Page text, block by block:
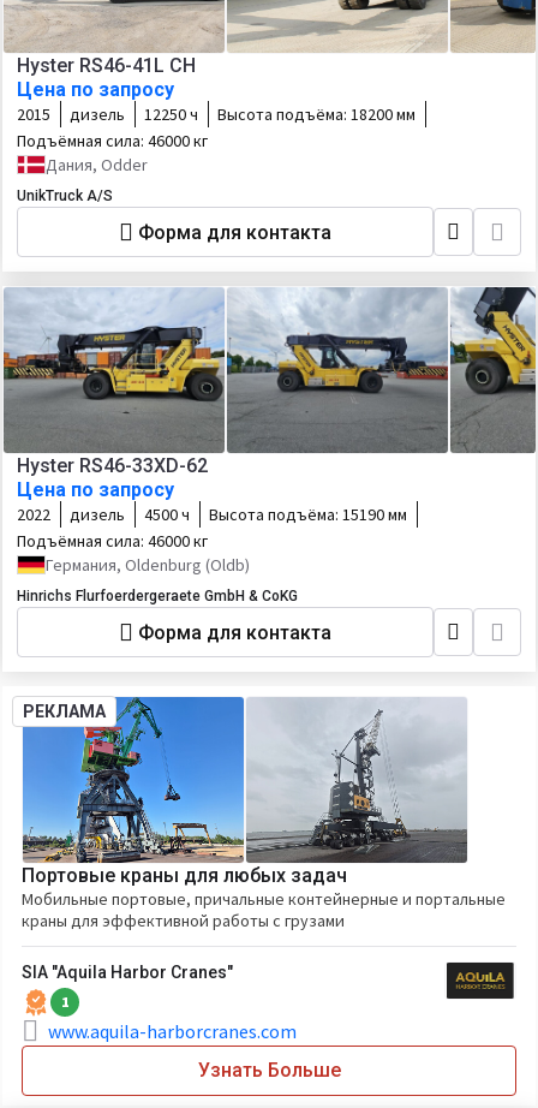
Hyster RS46-41L CH
Цена по запросу
2015 дизель 12250 ч Высота подъёма: 18200 мм
Подъёмная сила: 46000 кг
Дания, Odder
UnikTruck A/S
Форма для контакта
Hyster RS46-33XD-62
Цена по запросу
2022 дизель 4500 ч Высота подъёма: 15190 мм
Подъёмная сила: 46000 кг
Германия, Oldenburg (Oldb)
Hinrichs Flurfoerdergeraete GmbH & CoKG
Форма для контакта
РЕКЛАМА
Портовые краны для любых задач
Мобильные портовые, причальные контейнерные и портальные
краны для эффективной работы с грузами
SIA "Aquila Harbor Cranes"
1
www.aquila-harborcranes.com
Узнать Больше